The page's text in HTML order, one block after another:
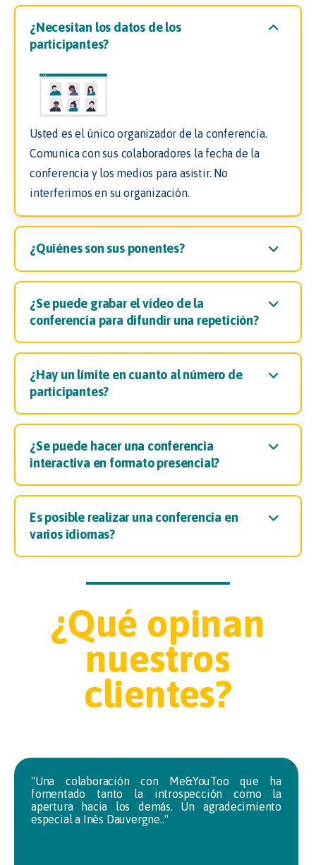
¿Necesitan los datos de los
participantes?
Usted es el único organizador de la conferencia.
Comunica con sus colaboradores la fecha de la
conferencia y los medios para asistir. No
interferimos en su organización.
¿Quiénes son sus ponentes?
¿Se puede grabar el vídeo de la
conferencia para difundir una repetición?
¿Hay un límite en cuanto al número de
participantes?
¿Se puede hacer una conferencia
interactiva en formato presencial?
Es posible realizar una conferencia en
varios idiomas?
¿Qué opinan
nuestros
clientes?
"Una colaboración con Me&YouToo que ha
fomentado tanto la introspección como la
apertura hacia los demás. Un agradecimiento
especial a Inès Dauvergne.."